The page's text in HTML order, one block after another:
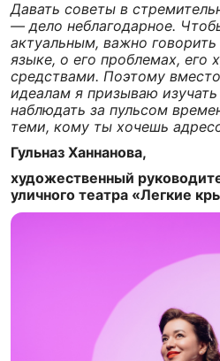
Давать советы в
— дело неблагодарное.
актуальным, важно
языке, о его проблемах, его
средствами. Поэтому
идеалам я призываю
наблюдать за пульсом
теми, кому ты хочешь
Гульназ Ханнанова,
художественный
уличного театра «Легкие